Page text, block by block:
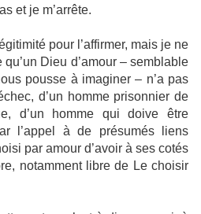
et je m’arrête.
pour l’affirmer, mais je ne
Dieu d’amour – semblable
pousse à imaginer – n’a pas
d’un homme prisonnier de
d’un homme qui doive être
l’appel à de présumés liens
par amour d’avoir à ses cotés
notamment libre de Le choisir